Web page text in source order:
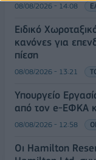
08/08/2026 - 14:08
Ειδικό
κανόνες για
πίεση
08/08/2026 - 13:21
Υπουργείο
από τον e-ΕΦΚΑ
08/08/2026 - 12:58
Οι Hamilton